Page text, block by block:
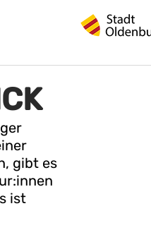
gibt es
ist